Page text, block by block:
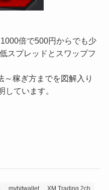
倍で500円からでも少
スプレッドとスワップフ
～稼ぎ方までを図解入り
しています。
mybitwallet XM Trading 2ch